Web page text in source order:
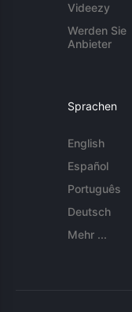
Videezy
Werden Sie
Anbieter
Sprachen
English
Español
Português
Deutsch
Mehr ...